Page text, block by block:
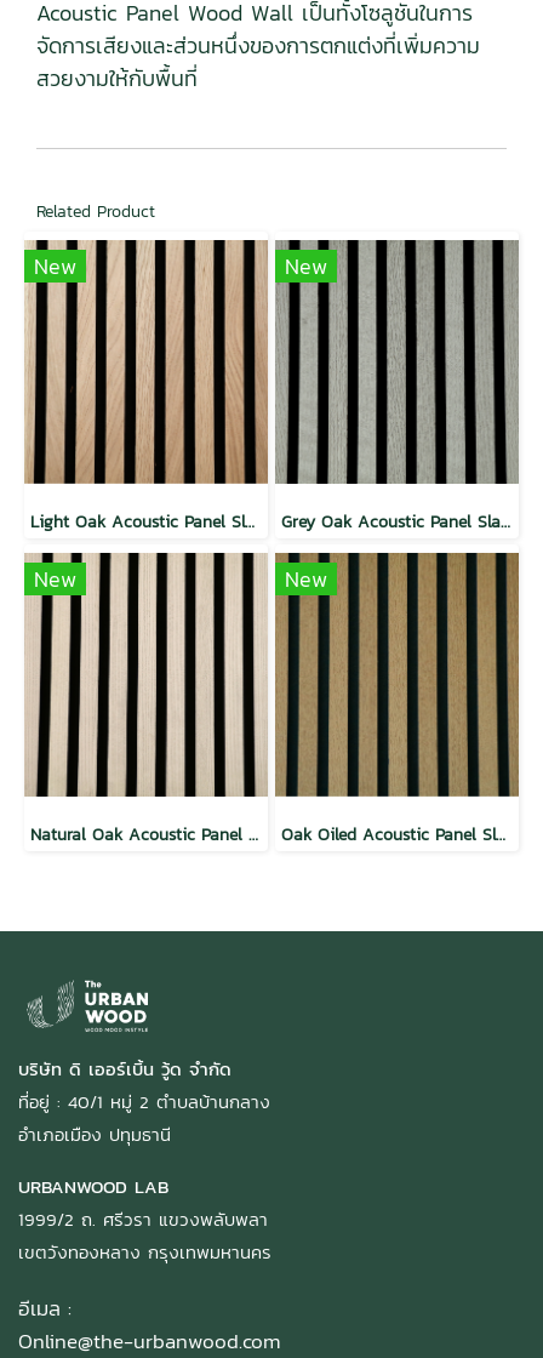
Acoustic Panel Wood Wall เป็นทั้งโซลูชันในการ
จัดการเสียงและส่วนหนึ่งของการตกแต่งที่เพิ่มความ
สวยงามให้กับพื้นที่
Related Product
New
Light Oak Acoustic Panel Slat Wall
New
Grey Oak Acoustic Panel Slat Wall
New
Natural Oak Acoustic Panel Slat Wall
New
Oak Oiled Acoustic Panel Slat Wall
บริษัท ดิ เออร์เบิ้น วู้ด จำกัด
ที่อยู่ : 40/1 หมู่ 2 ตำบลบ้านกลาง
อำเภอเมือง ปทุมธานี
URBANWOOD LAB
1999/2 ถ. ศรีวรา แขวงพลับพลา
เขตวังทองหลาง กรุงเทพมหานคร
อีเมล :
Online@the-urbanwood.com